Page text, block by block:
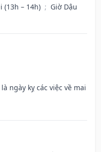
(13h – 14h) ; Giờ Dậu
ngày kỵ các việc về mai